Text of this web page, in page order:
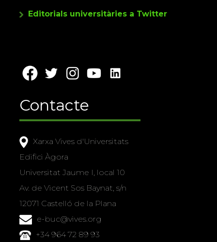
Editorials universitàries a Twitter
Contacte
Xarxa Vives d'Universitats
Edifici Àgora
Universitat Jaume I, local 10
Av. de Vicent Sos Baynat, s/n
12071 Castelló de la Plana
e-buc@vives.org
+34 964 72 89 93